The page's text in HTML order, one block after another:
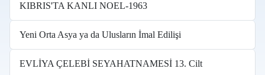
KIBRIS'TA KANLI NOEL-1963
Yeni Orta Asya ya da Ulusların İmal Edilişi
EVLİYA ÇELEBİ SEYAHATNAMESİ 13. Cilt